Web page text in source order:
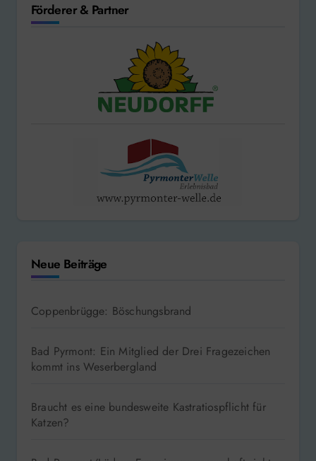
Förderer & Partner
Neue Beiträge
Coppenbrügge: Böschungsbrand
Bad Pyrmont: Ein Mitglied der Drei Fragezeichen
kommt ins Weserbergland
Braucht es eine bundesweite Kastratiospflicht für
Katzen?